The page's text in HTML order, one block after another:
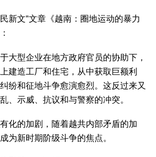
新文”文章《越南：圈地运动的暴力
大型企业在地方政府官员的协助下，
建造工厂和住宅，从中获取巨额利
纷和征地斗争愈演愈烈。这反过来又
、示威、抗议和与警察的冲突。
化的加剧，随着越共内部矛盾的加
为新时期阶级斗争的焦点。